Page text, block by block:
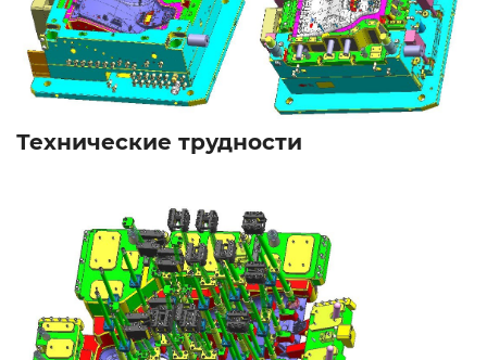
Технические трудности